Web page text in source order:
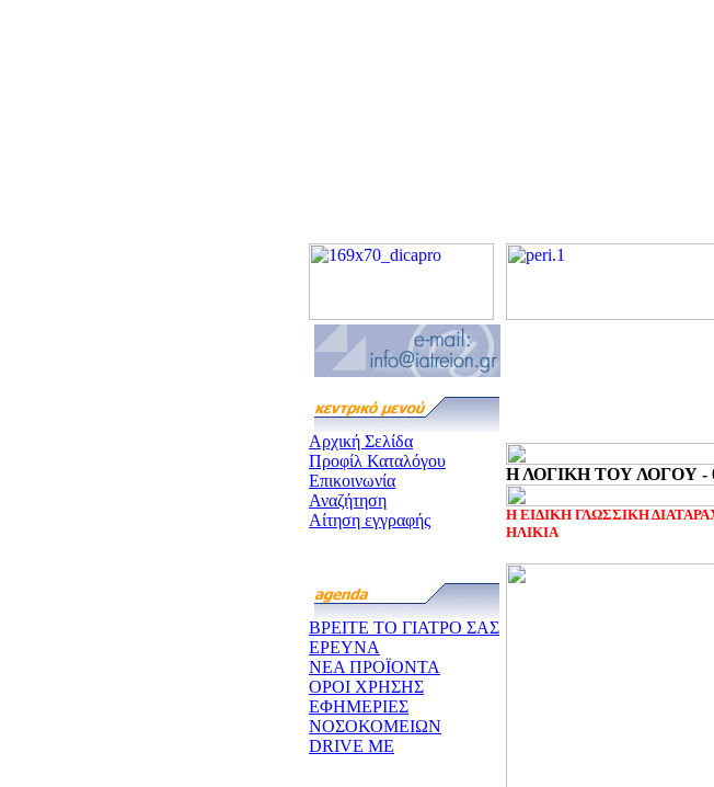
Αρχική Σελίδα
Προφίλ Καταλόγου
Επικοινωνία
Αναζήτηση
Αίτηση εγγραφής
ΒΡΕΙΤΕ ΤΟ ΓΙΑΤΡΟ ΣΑΣ
ΕΡΕΥΝΑ
ΝΕΑ ΠΡΟΪΟΝΤΑ
ΟΡΟΙ ΧΡΗΣΗΣ
ΕΦΗΜΕΡΙΕΣ
ΝΟΣΟΚΟΜΕΙΩΝ
DRIVE ME
Η ΛΟΓΙΚΗ ΤΟΥ ΛΟΓΟΥ -
Η ΕΙΔΙΚΗ ΓΛΩΣΣΙΚΗ
ΗΛΙΚΙΑ